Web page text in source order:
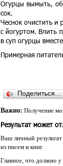
Огурцы вымыть,
сок.
Чеснок очистить и
с йогуртом. Влить
в суп огурцы
Примерная
Поделиться…
Важно: Получение
Результат может
Ваш личный
из писем и книг.
Главное, что должно у